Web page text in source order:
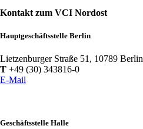
Kontakt zum VCI Nordost
Hauptgeschäftsstelle Berlin
Lietzenburger Straße 51, 10789 Berlin
T +49 (30) 343816-0
E-Mail
Geschäftsstelle Halle